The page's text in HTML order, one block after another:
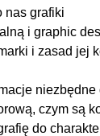
nas grafiki
i graphic
i zasad jej
niezbędne
czym są
do